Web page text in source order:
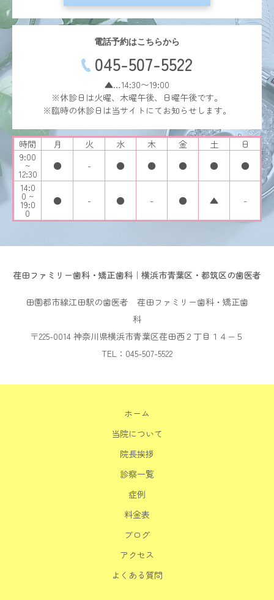
電話予約はこちらから
045-507-5522
▲…14:30〜19:00
※休診日は火曜、木曜午後、日曜午後です。
※臨時の休診日は当サイトにてお知らせします。
時間 月 火 水 木 金 土
日
9:00
~
12:30
● - ● ● ● ●
●
14:0
0 ~
19:0
0
● - ● - ● ▲ -
荏田ファミリー歯科・矯正歯科｜横浜市青葉区・都筑区の歯医者
田園都市線江田駅の歯医者 荏田ファミリー歯科・矯正歯
科
〒225-0014 神奈川県横浜市青葉区荏田西２丁目１４−５
TEL：045-507-5522
ホーム
当院について
院長挨拶
診察一覧
症例
料金表
ブログ
アクセス
よくある質問